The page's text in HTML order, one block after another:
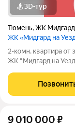
3D-тур
Тюмень,ЖК Мидгард
ЖК «Мидгард на
2-комн. квартира от
ЖК "Мидгард на
17.01 кв.м.
ocвeщeниe в
9 010 000 ₽